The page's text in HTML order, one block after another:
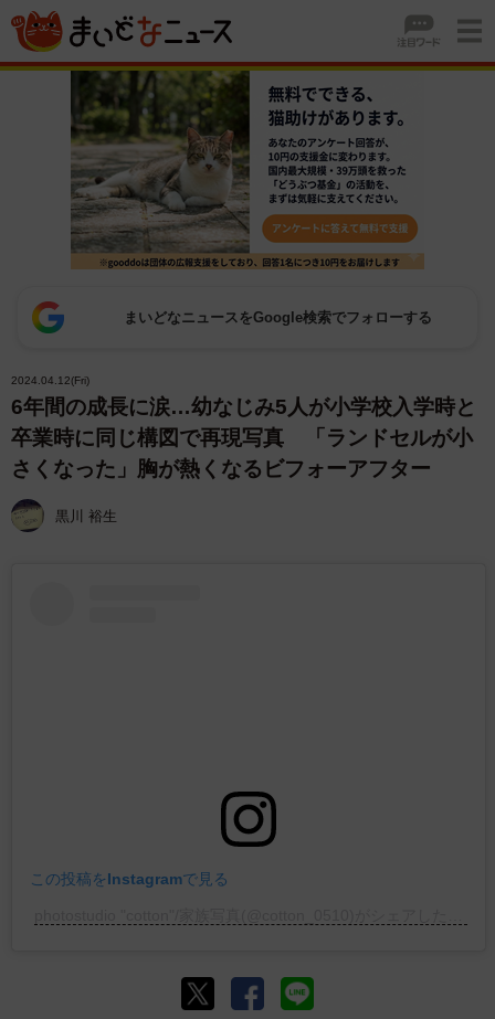
まいどなニュースをGoogle検索でフォローする
2024.04.12(Fri)
6年間の成長に涙…幼なじみ5人が小学校入学時と
卒業時に同じ構図で再現写真 「ランドセルが小
さくなった」胸が熱くなるビフォーアフター
黒川 裕生
この投稿をInstagramで見る